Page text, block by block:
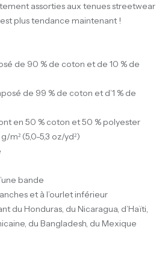
assorties aux tenues streetwear
plus tendance maintenant !
de 90 % de coton et de 10 % de
de 99 % de coton et d’1 % de
en 50 % coton et 50 % polyester
m² (5,0-5,3 oz/yd²)
bande
et à l’ourlet inférieur
du Honduras, du Nicaragua, d’Haïti,
du Bangladesh, du Mexique